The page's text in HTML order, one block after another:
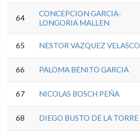
64
CONCEPCION GARCIA-
LONGORIA MALLEN
65 NESTOR VAZQUEZ VELASCO
66 PALOMA BENITO GARCIA
67 NICOLAS BOSCH PEÑA
68 DIEGO BUSTO DE LA TORRE